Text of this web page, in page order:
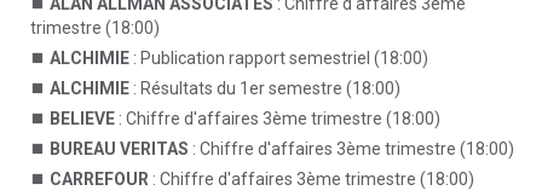
trimestre (18:00)
ALCHIMIE : Publication rapport semestriel (18:00)
ALCHIMIE : Résultats du 1er semestre (18:00)
BELIEVE : Chiffre d'affaires 3ème trimestre (18:00)
BUREAU VERITAS : Chiffre d'affaires 3ème trimestre (18:00)
CARREFOUR : Chiffre d'affaires 3ème trimestre (18:00)